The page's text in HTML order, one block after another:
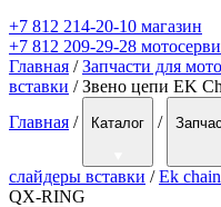
+7 812 214-20-10 магазин
+7 812 209-29-28
Главная /Запчасти для
вставки / Звено цепи EK
Главная / Каталог /
слайдеры вставки / Ek chain
QX-RING